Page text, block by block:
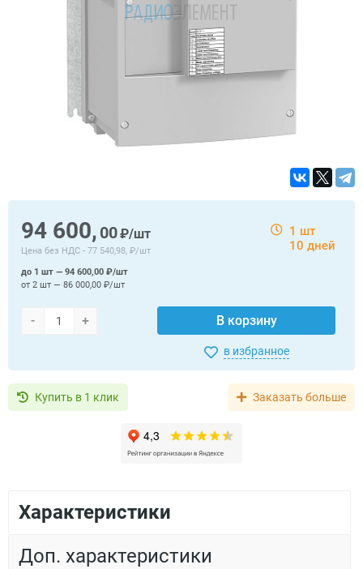
94 600, 00₽/шт
Цена без НДС - 77 540,98, ₽/шт
1 шт
10 дней
- + В корзину
до 1 шт — 94 600,00 ₽/шт
от 2 шт — 86 000,00 ₽/шт
в избранное
Купить в 1 клик Заказать больше
Характеристики
Доп. характеристики